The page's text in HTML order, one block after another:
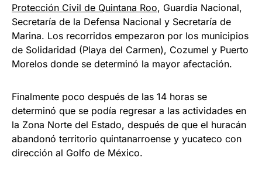
Protección Civil de Quintana Roo, Guardia Nacional,
Secretaría de la Defensa Nacional y Secretaría de
Marina. Los recorridos empezaron por los municipios
de Solidaridad (Playa del Carmen), Cozumel y Puerto
Morelos donde se determinó la mayor afectación.
Finalmente poco después de las 14 horas se
determinó que se podía regresar a las actividades en
la Zona Norte del Estado, después de que el huracán
abandonó territorio quintanarroense y yucateco con
dirección al Golfo de México.